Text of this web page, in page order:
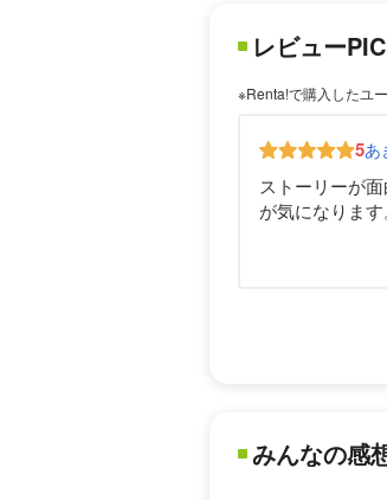
レビュー
※Renta!で購入したユ
5あ
ストーリーが
が気になります
みんなの感